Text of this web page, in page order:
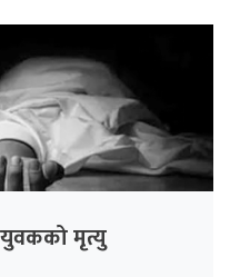
युवकको मृत्यु